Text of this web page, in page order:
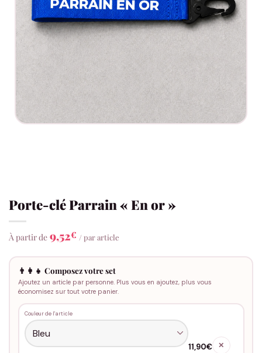
Porte-clé Parrain « En or »
À partir de 9,52€ / par article
👨‍👩‍👧 Composez votre set
Ajoutez un article par personne. Plus vous en ajoutez, plus vous
économisez sur tout votre panier.
Couleur de l'article
11,90€ ✕